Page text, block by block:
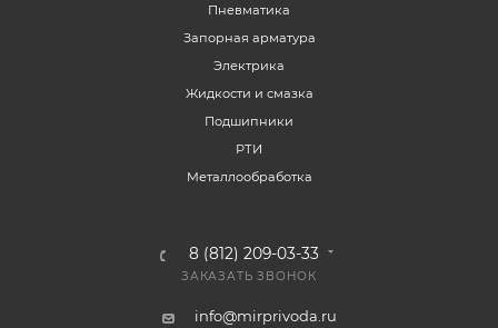
Пневматика
Запорная арматура
Электрика
Жидкости и смазка
Подшипники
РТИ
Металлообработка
8 (812) 209-03-33
ЗАКАЗАТЬ ЗВОНОК
info@mirprivoda.ru